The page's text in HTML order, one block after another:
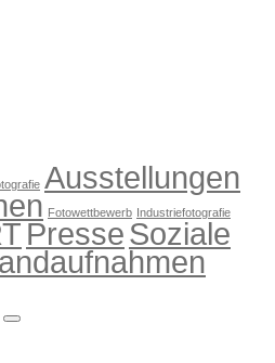
Ausstellungen
Fotowettbewerb Industriefotografie
PresseSoziale